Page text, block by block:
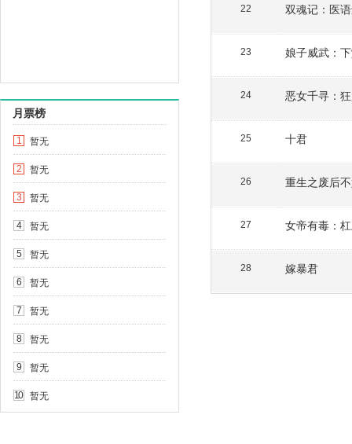
月票榜
1 暂无
2 暂无
3 暂无
4 暂无
5 暂无
6 暂无
7 暂无
8 暂无
9 暂无
10 暂无
22 双魂记：医
23 娘子威武：
24 恶女千寻：
25 十君
26 重生之废后
27 女帝有毒：
28 嫁暴君